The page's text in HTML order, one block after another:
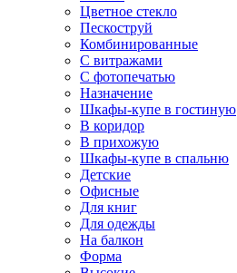
Цветное стекло
Пескоструй
Комбинированные
С витражами
С фотопечатью
Назначение
Шкафы-купе в гостиную
В коридор
В прихожую
Шкафы-купе в спальню
Детские
Офисные
Для книг
Для одежды
На балкон
Форма